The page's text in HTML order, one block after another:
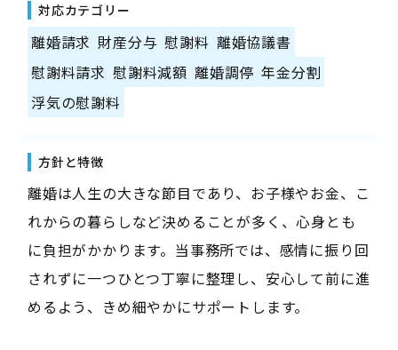
対応カテゴリー
離婚請求 財産分与 慰謝料 離婚協議書
慰謝料請求 慰謝料減額 離婚調停 年金分割
浮気の慰謝料
方針と特徴
離婚は人生の大きな節目であり、お子様やお金、こ
れからの暮らしなど決めることが多く、心身とも
に負担がかかります。当事務所では、感情に振り回
されずに一つひとつ丁寧に整理し、安心して前に進
めるよう、きめ細やかにサポートします。